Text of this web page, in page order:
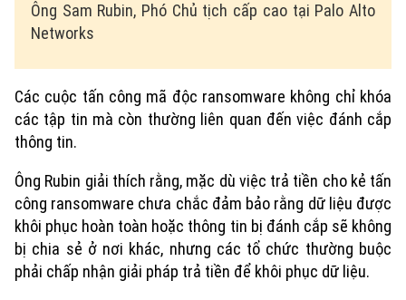
Ông Sam Rubin, Phó Chủ tịch cấp cao tại Palo Alto
Networks
Các cuộc tấn công mã độc ransomware không chỉ khóa
các tập tin mà còn thường liên quan đến việc đánh cắp
thông tin.
Ông Rubin giải thích rằng, mặc dù việc trả tiền cho kẻ tấn
công ransomware chưa chắc đảm bảo rằng dữ liệu được
khôi phục hoàn toàn hoặc thông tin bị đánh cắp sẽ không
bị chia sẻ ở nơi khác, nhưng các tổ chức thường buộc
phải chấp nhận giải pháp trả tiền để khôi phục dữ liệu.